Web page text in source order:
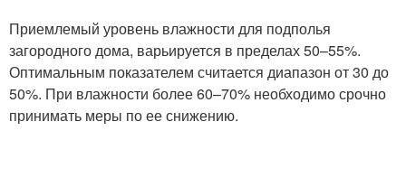
Приемлемый уровень влажности для подполья
загородного дома, варьируется в пределах 50–55%.
Оптимальным показателем считается диапазон от 30 до
50%. При влажности более 60–70% необходимо срочно
принимать меры по ее снижению.